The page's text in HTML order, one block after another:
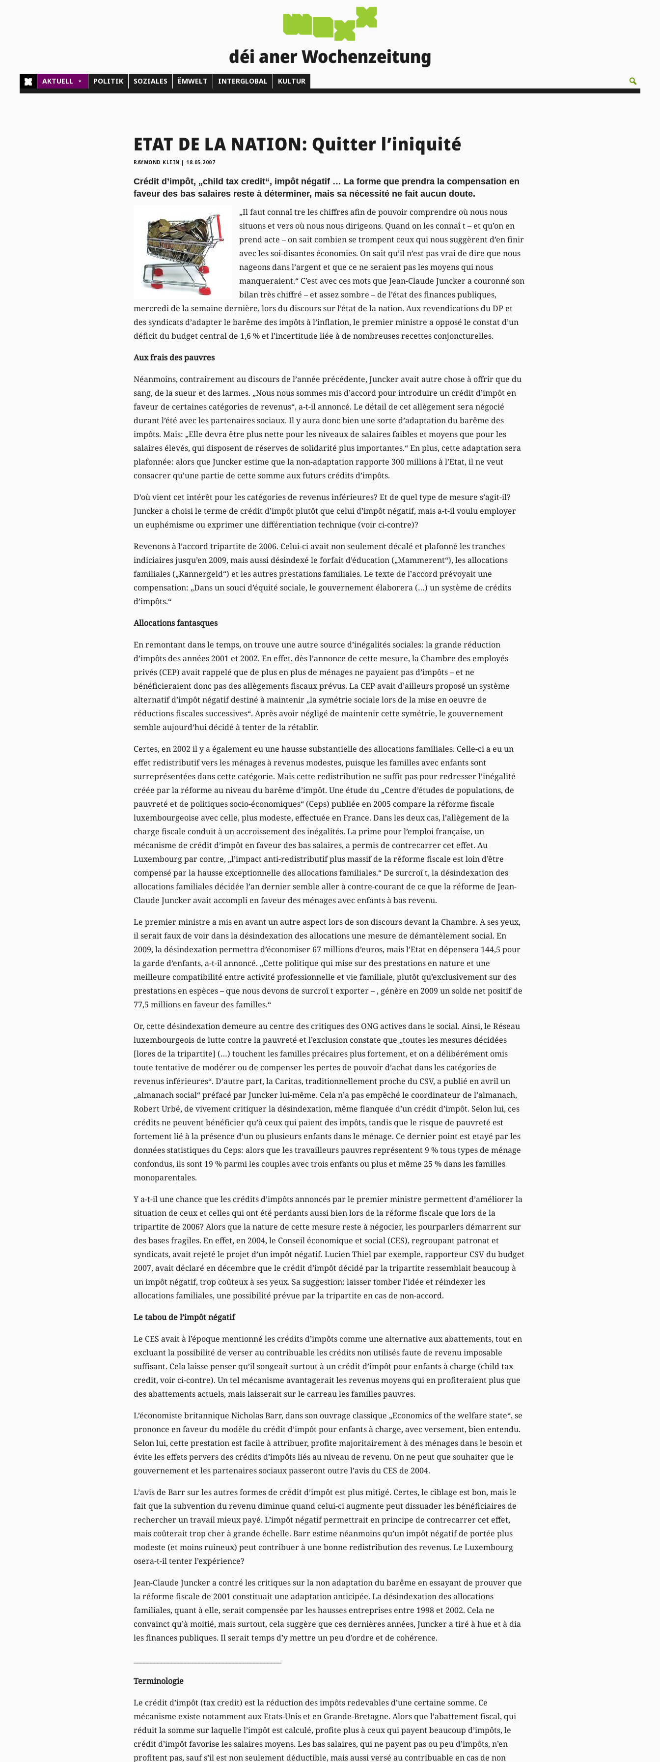
déi aner Wochenzeitung
AKTUELL POLITIK SOZIALES ËMWELT INTERGLOBAL KULTUR
ETAT DE LA NATION: Quitter l’iniquité
RAYMOND KLEIN | 18.05.2007
Crédit d’impôt, „child tax credit“, impôt négatif … La forme que prendra la compensation en
faveur des bas salaires reste à déterminer, mais sa nécessité ne fait aucun doute.
„Il faut connaî tre les chiffres afin de pouvoir comprendre où nous nous
situons et vers où nous nous dirigeons. Quand on les connaî t – et qu’on en
prend acte – on sait combien se trompent ceux qui nous suggèrent d’en finir
avec les soi-disantes économies. On sait qu’il n’est pas vrai de dire que nous
nageons dans l’argent et que ce ne seraient pas les moyens qui nous
manqueraient.“ C’est avec ces mots que Jean-Claude Juncker a couronné son
bilan très chiffré – et assez sombre – de l’état des finances publiques,
mercredi de la semaine dernière, lors du discours sur l’état de la nation. Aux revendications du DP et
des syndicats d’adapter le barême des impôts à l’inflation, le premier ministre a opposé le constat d’un
déficit du budget central de 1,6 % et l’incertitude liée à de nombreuses recettes conjoncturelles.
Aux frais des pauvres
Néanmoins, contrairement au discours de l’année précédente, Juncker avait autre chose à offrir que du
sang, de la sueur et des larmes. „Nous nous sommes mis d’accord pour introduire un crédit d’impôt en
faveur de certaines catégories de revenus“, a-t-il annoncé. Le détail de cet allègement sera négocié
durant l’été avec les partenaires sociaux. Il y aura donc bien une sorte d’adaptation du barême des
impôts. Mais: „Elle devra être plus nette pour les niveaux de salaires faibles et moyens que pour les
salaires élevés, qui disposent de réserves de solidarité plus importantes.“ En plus, cette adaptation sera
plafonnée: alors que Juncker estime que la non-adaptation rapporte 300 millions à l’Etat, il ne veut
consacrer qu’une partie de cette somme aux futurs crédits d’impôts.
D’où vient cet intérêt pour les catégories de revenus inférieures? Et de quel type de mesure s’agit-il?
Juncker a choisi le terme de crédit d’impôt plutôt que celui d’impôt négatif, mais a-t-il voulu employer
un euphémisme ou exprimer une différentiation technique (voir ci-contre)?
Revenons à l’accord tripartite de 2006. Celui-ci avait non seulement décalé et plafonné les tranches
indiciaires jusqu’en 2009, mais aussi désindexé le forfait d’éducation („Mammerent“), les allocations
familiales („Kannergeld“) et les autres prestations familiales. Le texte de l’accord prévoyait une
compensation: „Dans un souci d’équité sociale, le gouvernement élaborera (…) un système de crédits
d’impôts.“
Allocations fantasques
En remontant dans le temps, on trouve une autre source d’inégalités sociales: la grande réduction
d’impôts des années 2001 et 2002. En effet, dès l’annonce de cette mesure, la Chambre des employés
privés (CEP) avait rappelé que de plus en plus de ménages ne payaient pas d’impôts – et ne
bénéficieraient donc pas des allègements fiscaux prévus. La CEP avait d’ailleurs proposé un système
alternatif d’impôt négatif destiné à maintenir „la symétrie sociale lors de la mise en oeuvre de
réductions fiscales successives“. Après avoir négligé de maintenir cette symétrie, le gouvernement
semble aujourd’hui décidé à tenter de la rétablir.
Certes, en 2002 il y a également eu une hausse substantielle des allocations familiales. Celle-ci a eu un
effet redistributif vers les ménages à revenus modestes, puisque les familles avec enfants sont
surreprésentées dans cette catégorie. Mais cette redistribution ne suffit pas pour redresser l’inégalité
créée par la réforme au niveau du barême d’impôt. Une étude du „Centre d’études de populations, de
pauvreté et de politiques socio-économiques“ (Ceps) publiée en 2005 compare la réforme fiscale
luxembourgeoise avec celle, plus modeste, effectuée en France. Dans les deux cas, l’allègement de la
charge fiscale conduit à un accroissement des inégalités. La prime pour l’emploi française, un
mécanisme de crédit d’impôt en faveur des bas salaires, a permis de contrecarrer cet effet. Au
Luxembourg par contre, „l’impact anti-redistributif plus massif de la réforme fiscale est loin d’être
compensé par la hausse exceptionnelle des allocations familiales.“ De surcroî t, la désindexation des
allocations familiales décidée l’an dernier semble aller à contre-courant de ce que la réforme de Jean-
Claude Juncker avait accompli en faveur des ménages avec enfants à bas revenu.
Le premier ministre a mis en avant un autre aspect lors de son discours devant la Chambre. A ses yeux,
il serait faux de voir dans la désindexation des allocations une mesure de démantèlement social. En
2009, la désindexation permettra d’économiser 67 millions d’euros, mais l’Etat en dépensera 144,5 pour
la garde d’enfants, a-t-il annoncé. „Cette politique qui mise sur des prestations en nature et une
meilleure compatibilité entre activité professionnelle et vie familiale, plutôt qu’exclusivement sur des
prestations en espèces – que nous devons de surcroî t exporter – , génère en 2009 un solde net positif de
77,5 millions en faveur des familles.“
Or, cette désindexation demeure au centre des critiques des ONG actives dans le social. Ainsi, le Réseau
luxembourgeois de lutte contre la pauvreté et l’exclusion constate que „toutes les mesures décidées
[lores de la tripartite] (…) touchent les familles précaires plus fortement, et on a délibérément omis
toute tentative de modérer ou de compenser les pertes de pouvoir d’achat dans les catégories de
revenus inférieures“. D’autre part, la Caritas, traditionnellement proche du CSV, a publié en avril un
„almanach social“ préfacé par Juncker lui-même. Cela n’a pas empêché le coordinateur de l’almanach,
Robert Urbé, de vivement critiquer la désindexation, même flanquée d’un crédit d’impôt. Selon lui, ces
crédits ne peuvent bénéficier qu’à ceux qui paient des impôts, tandis que le risque de pauvreté est
fortement lié à la présence d’un ou plusieurs enfants dans le ménage. Ce dernier point est etayé par les
données statistiques du Ceps: alors que les travailleurs pauvres représentent 9 % tous types de ménage
confondus, ils sont 19 % parmi les couples avec trois enfants ou plus et même 25 % dans les familles
monoparentales.
Y a-t-il une chance que les crédits d’impôts annoncés par le premier ministre permettent d’améliorer la
situation de ceux et celles qui ont été perdants aussi bien lors de la réforme fiscale que lors de la
tripartite de 2006? Alors que la nature de cette mesure reste à négocier, les pourparlers démarrent sur
des bases fragiles. En effet, en 2004, le Conseil économique et social (CES), regroupant patronat et
syndicats, avait rejeté le projet d’un impôt négatif. Lucien Thiel par exemple, rapporteur CSV du budget
2007, avait déclaré en décembre que le crédit d’impôt décidé par la tripartite ressemblait beaucoup à
un impôt négatif, trop coûteux à ses yeux. Sa suggestion: laisser tomber l’idée et réindexer les
allocations familiales, une possibilité prévue par la tripartite en cas de non-accord.
Le tabou de l’impôt négatif
Le CES avait à l’époque mentionné les crédits d’impôts comme une alternative aux abattements, tout en
excluant la possibilité de verser au contribuable les crédits non utilisés faute de revenu imposable
suffisant. Cela laisse penser qu’il songeait surtout à un crédit d’impôt pour enfants à charge (child tax
credit, voir ci-contre). Un tel mécanisme avantagerait les revenus moyens qui en profiteraient plus que
des abattements actuels, mais laisserait sur le carreau les familles pauvres.
L’économiste britannique Nicholas Barr, dans son ouvrage classique „Economics of the welfare state“, se
prononce en faveur du modèle du crédit d’impôt pour enfants à charge, avec versement, bien entendu.
Selon lui, cette prestation est facile à attribuer, profite majoritairement à des ménages dans le besoin et
évite les effets pervers des crédits d’impôts liés au niveau de revenu. On ne peut que souhaiter que le
gouvernement et les partenaires sociaux passeront outre l’avis du CES de 2004.
L’avis de Barr sur les autres formes de crédit d’impôt est plus mitigé. Certes, le ciblage est bon, mais le
fait que la subvention du revenu diminue quand celui-ci augmente peut dissuader les bénéficiaires de
rechercher un travail mieux payé. L’impôt négatif permettrait en principe de contrecarrer cet effet,
mais coûterait trop cher à grande échelle. Barr estime néanmoins qu’un impôt négatif de portée plus
modeste (et moins ruineux) peut contribuer à une bonne redistribution des revenus. Le Luxembourg
osera-t-il tenter l’expérience?
Jean-Claude Juncker a contré les critiques sur la non adaptation du barême en essayant de prouver que
la réforme fiscale de 2001 constituait une adaptation anticipée. La désindexation des allocations
familiales, quant à elle, serait compensée par les hausses entreprises entre 1998 et 2002. Cela ne
convainct qu’à moitié, mais surtout, cela suggère que ces dernières années, Juncker a tiré à hue et à dia
les finances publiques. Il serait temps d’y mettre un peu d’ordre et de cohérence.
Terminologie
Le crédit d’impôt (tax credit) est la réduction des impôts redevables d’une certaine somme. Ce
mécanisme existe notamment aux Etats-Unis et en Grande-Bretagne. Alors que l’abattement fiscal, qui
réduit la somme sur laquelle l’impôt est calculé, profite plus à ceux qui payent beaucoup d’impôts, le
crédit d’impôt favorise les salaires moyens. Les bas salaires, qui ne payent pas ou peu d’impôts, n’en
profitent pas, sauf s’il est non seulement déductible, mais aussi versé au contribuable en cas de non